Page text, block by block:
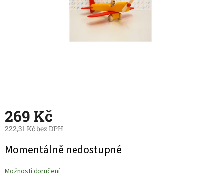
269 Kč
222,31 Kč bez DPH
cena:
Momentálně nedostupné
Možnosti doručení